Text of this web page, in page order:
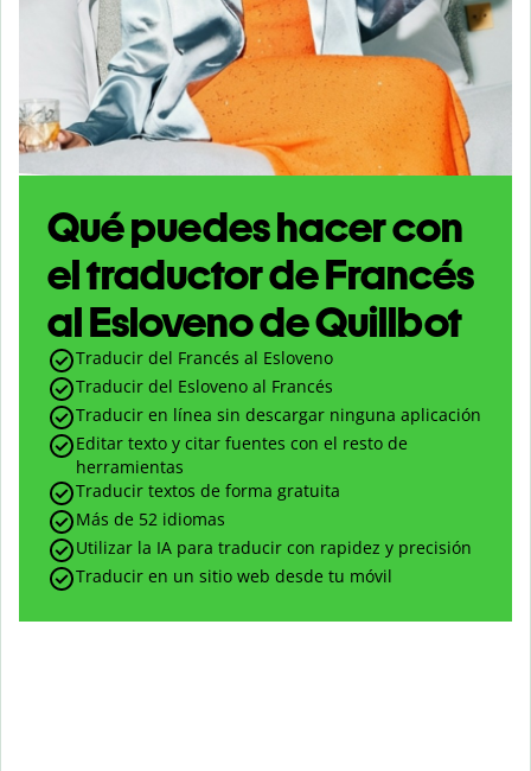
Qué puedes hacer con
el traductor de Francés
al Esloveno de Quillbot
Traducir del Francés al Esloveno
Traducir del Esloveno al Francés
Traducir en línea sin descargar ninguna aplicación
Editar texto y citar fuentes con el resto de
herramientas
Traducir textos de forma gratuita
Más de 52 idiomas
Utilizar la IA para traducir con rapidez y precisión
Traducir en un sitio web desde tu móvil